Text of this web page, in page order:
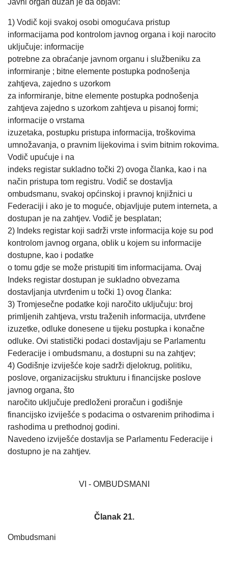
Javni organ dužan je da objavi:
1) Vodič koji svakoj osobi omogućava pristup
informacijama pod kontrolom javnog organa i koji narocito
uključuje: informacije
potrebne za obraćanje javnom organu i službeniku za
informiranje ; bitne elemente postupka podnošenja
zahtjeva, zajedno s uzorkom
za informiranje, bitne elemente postupka podnošenja
zahtjeva zajedno s uzorkom zahtjeva u pisanoj formi;
informacije o vrstama
izuzetaka, postupku pristupa informacija, troškovima
umnožavanja, o pravnim lijekovima i svim bitnim rokovima.
Vodič upućuje i na
indeks registar sukladno točki 2) ovoga članka, kao i na
način pristupa tom registru. Vodič se dostavlja
ombudsmanu, svakoj općinskoj i pravnoj knjižnici u
Federaciji i ako je to moguće, objavljuje putem interneta, a
dostupan je na zahtjev. Vodič je besplatan;
2) Indeks registar koji sadrži vrste informacija koje su pod
kontrolom javnog organa, oblik u kojem su informacije
dostupne, kao i podatke
o tomu gdje se može pristupiti tim informacijama. Ovaj
Indeks registar dostupan je sukladno obvezama
dostavljanja utvrđenim u točki 1) ovog članka:
3) Tromjesečne podatke koji naročito uključuju: broj
primljenih zahtjeva, vrstu traženih informacija, utvrđene
izuzetke, odluke donesene u tijeku postupka i konačne
odluke. Ovi statistički podaci dostavljaju se Parlamentu
Federacije i ombudsmanu, a dostupni su na zahtjev;
4) Godišnje izviješće koje sadrži djelokrug, politiku,
poslove, organizacijsku strukturu i financijske poslove
javnog organa, što
naročito uključuje predloženi proračun i godišnje
financijsko izviješće s podacima o ostvarenim prihodima i
rashodima u prethodnoj godini.
Navedeno izviješće dostavlja se Parlamentu Federacije i
dostupno je na zahtjev.
VI - OMBUDSMANI
Članak 21.
Ombudsmani